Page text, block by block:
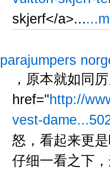
skjerf</a>...
parajumpers
，原本就如同
href="http://
vest-
怒，看起来更
仔细一看之下